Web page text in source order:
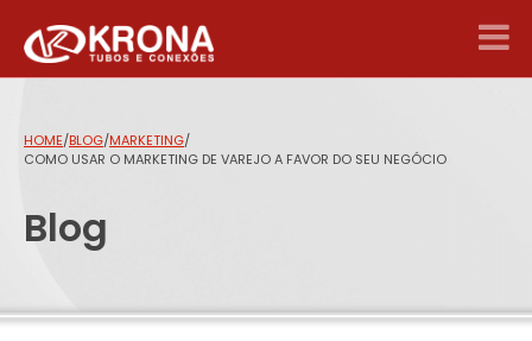
HOME/BLOG/MARKETING/
COMO USAR O MARKETING DE VAREJO A FAVOR DO SEU NEGÓCIO
Blog